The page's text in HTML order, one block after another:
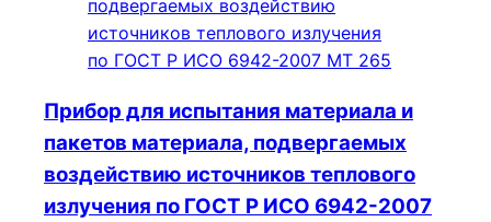
Прибор для испытания материала и
пакетов материала, подвергаемых
воздействию источников теплового
излучения по ГОСТ Р ИСО 6942-2007